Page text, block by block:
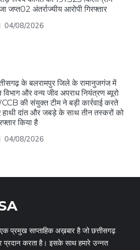
जप्त02 अंतर्राज्यीय आरोपी गिरफ्तार
04/08/2026
के बलरामपुर जिले के रामानुजगंज में
विभाग और वन्य जीव अपराध नियंत्रण ब्यूरो
की संयुक्त टीम ने बड़ी कार्रवाई करते
हाथी दांत और जबड़े के साथ तीन तस्करों को
किया है
04/08/2026
प्रमुख साप्ताहिक अख़बार है जो छत्तीसगढ़
प्रदान करता है। इसके साथ हमारे उन्नत